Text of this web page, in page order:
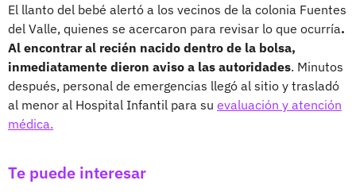
El llanto del bebé alertó a los vecinos de la colonia Fuentes
del Valle, quienes se acercaron para revisar lo que ocurría.
Al encontrar al recién nacido dentro de la bolsa,
inmediatamente dieron aviso a las autoridades. Minutos
después, personal de emergencias llegó al sitio y trasladó
al menor al Hospital Infantil para su evaluación y atención
médica.
Te puede interesar